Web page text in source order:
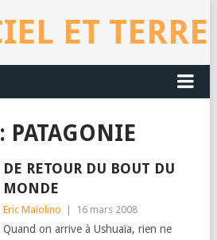
ET TERRE
PATAGONIE
DE RETOUR DU BOUT DU
MONDE
Eric Maïolino 16 mars 2008
Quand on arrive à Ushuaïa, rien ne